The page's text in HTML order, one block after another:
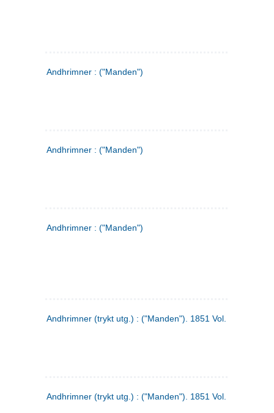
Andhrimner : ("Manden")
Andhrimner : ("Manden")
Andhrimner : ("Manden")
Andhrimner (trykt utg.) : ("Manden"). 1851 Vol. 2 Nr. 1
Andhrimner (trykt utg.) : ("Manden"). 1851 Vol. 1 Nr. 10